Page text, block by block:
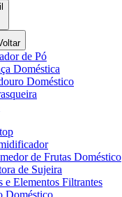
de Pó
Doméstica
Doméstico
de Frutas Doméstico
de Sujeira
e Elementos Filtrantes